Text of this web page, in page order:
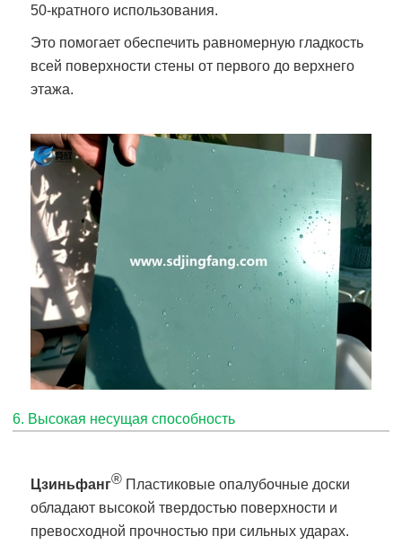
50-кратного использования.
Это помогает обеспечить равномерную гладкость
всей поверхности стены от первого до верхнего
этажа.
6. Высокая несущая способность
Цзиньфанг® Пластиковые опалубочные доски
обладают высокой твердостью поверхности и
превосходной прочностью при сильных ударах.